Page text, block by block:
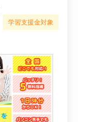
学習支援金対象